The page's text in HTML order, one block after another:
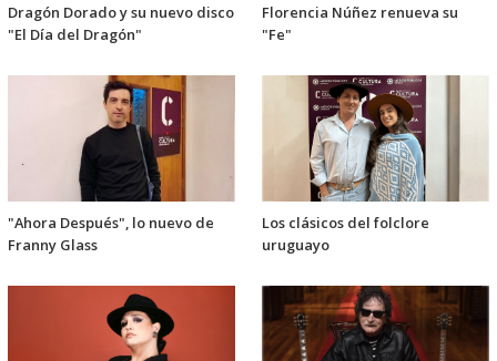
Dragón Dorado y su nuevo disco
"El Día del Dragón"
Florencia Núñez renueva su
"Fe"
"Ahora Después", lo nuevo de
Franny Glass
Los clásicos del folclore
uruguayo